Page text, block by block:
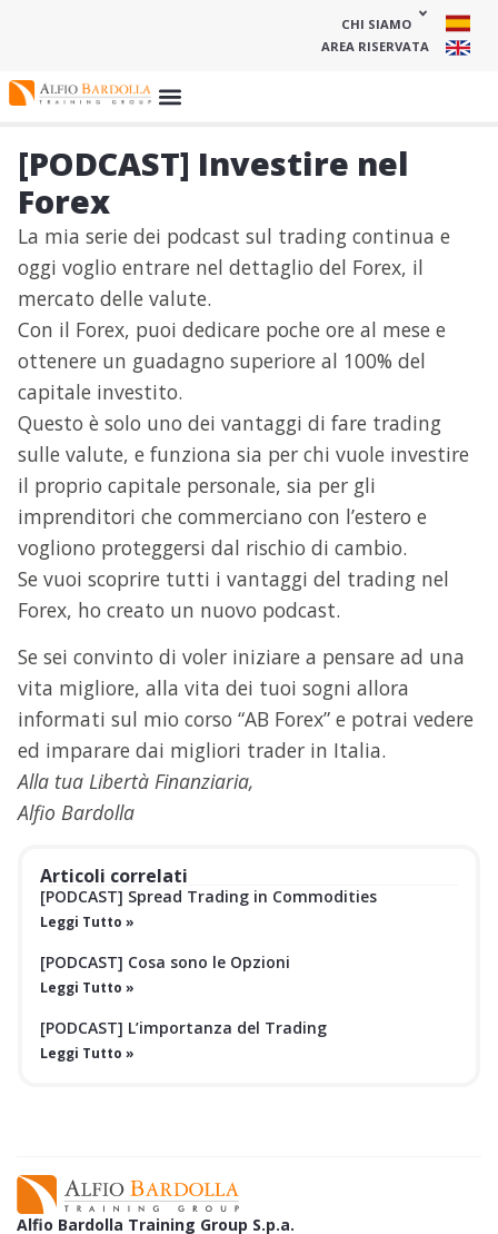
CHI SIAMO
AREA RISERVATA
[PODCAST] Investire nel
Forex
La mia serie dei podcast sul trading continua e
oggi voglio entrare nel dettaglio del Forex, il
mercato delle valute.
Con il Forex, puoi dedicare poche ore al mese e
ottenere un guadagno superiore al 100% del
capitale investito.
Questo è solo uno dei vantaggi di fare trading
sulle valute, e funziona sia per chi vuole investire
il proprio capitale personale, sia per gli
imprenditori che commerciano con l’estero e
vogliono proteggersi dal rischio di cambio.
Se vuoi scoprire tutti i vantaggi del trading nel
Forex, ho creato un nuovo podcast.
Se sei convinto di voler iniziare a pensare ad una
vita migliore, alla vita dei tuoi sogni allora
informati sul mio corso “AB Forex” e potrai vedere
ed imparare dai migliori trader in Italia.
Alla tua Libertà Finanziaria,
Alfio Bardolla
Articoli correlati
[PODCAST] Spread Trading in Commodities
Leggi Tutto »
[PODCAST] Cosa sono le Opzioni
Leggi Tutto »
[PODCAST] L’importanza del Trading
Leggi Tutto »
Alfio Bardolla Training Group S.p.a.